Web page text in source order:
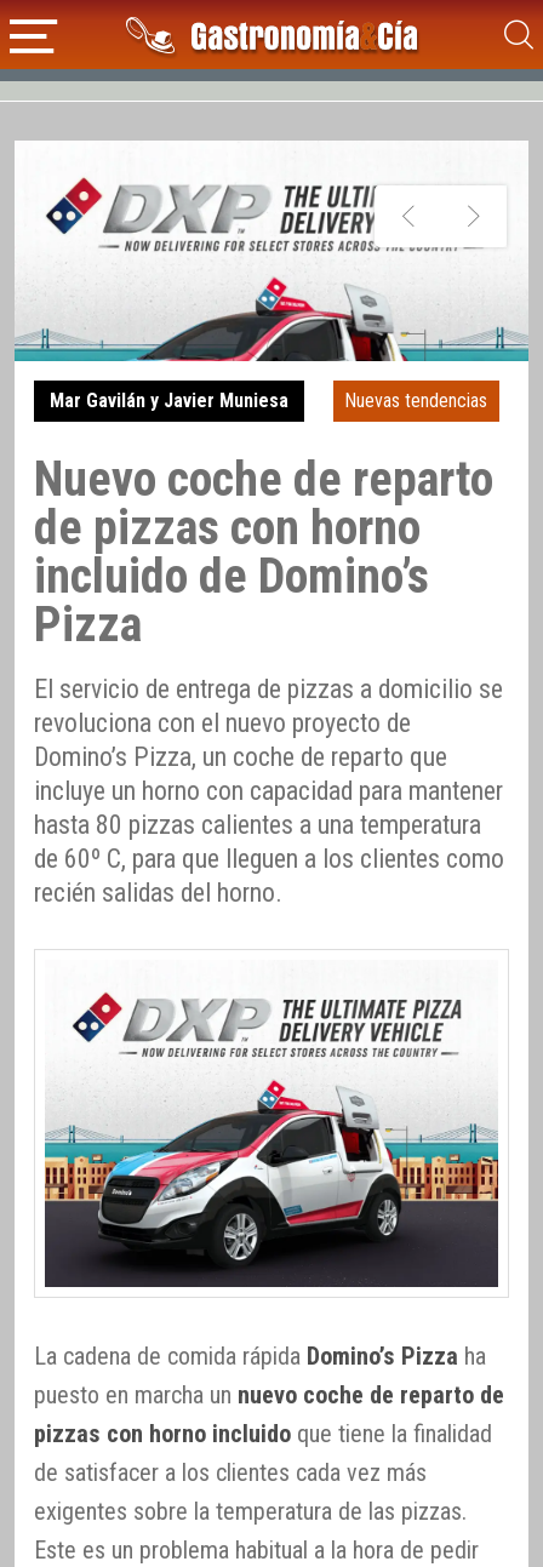
Mar Gavilán y Javier Muniesa Nuevas tendencias
Nuevo coche de reparto
de pizzas con horno
incluido de Domino’s
Pizza
El servicio de entrega de pizzas a domicilio se
revoluciona con el nuevo proyecto de
Domino’s Pizza, un coche de reparto que
incluye un horno con capacidad para mantener
hasta 80 pizzas calientes a una temperatura
de 60º C, para que lleguen a los clientes como
recién salidas del horno.
La cadena de comida rápida Domino’s Pizza ha
puesto en marcha un nuevo coche de reparto de
pizzas con horno incluido que tiene la finalidad
de satisfacer a los clientes cada vez más
exigentes sobre la temperatura de las pizzas.
Este es un problema habitual a la hora de pedir